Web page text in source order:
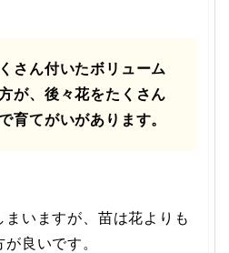
さん付いたボリューム
が、後々花をたくさん
育てがいがあります。
いますが、苗は花よりも
良いです。